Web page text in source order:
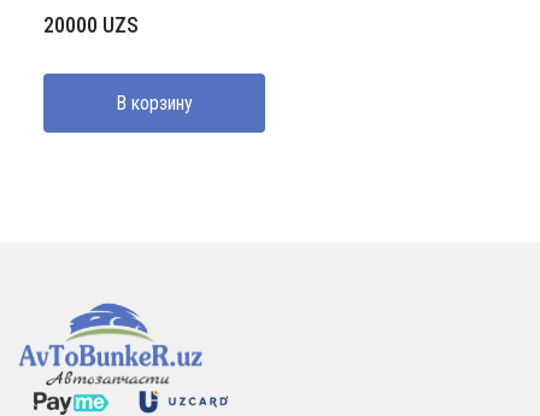
20000 UZS
В корзину